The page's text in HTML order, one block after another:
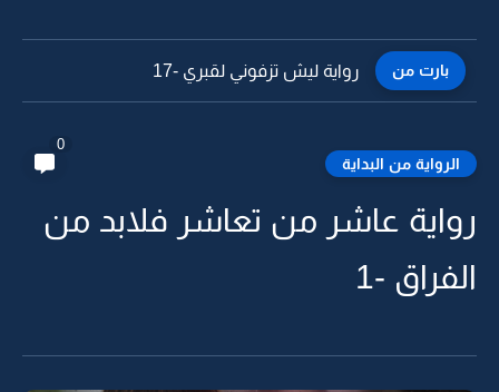
بارت من رواية ليش تزفوني لقبري -16
الرواية من البداية
0
رواية عاشر من تعاشر فلابد من
الفراق -1